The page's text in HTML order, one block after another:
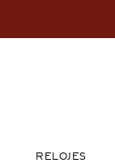
RELOJES